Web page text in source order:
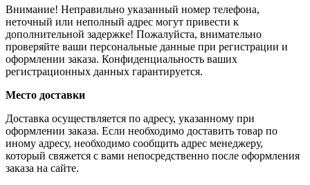
Внимание! Неправильно указанный номер телефона,
неточный или неполный адрес могут привести к
дополнительной задержке! Пожалуйста, внимательно
проверяйте ваши персональные данные при регистрации и
оформлении заказа. Конфиденциальность ваших
регистрационных данных гарантируется.
Место доставки
Доставка осуществляется по адресу, указанному при
оформлении заказа. Если необходимо доставить товар по
иному адресу, необходимо сообщить адрес менеджеру,
который свяжется с вами непосредственно после оформления
заказа на сайте.